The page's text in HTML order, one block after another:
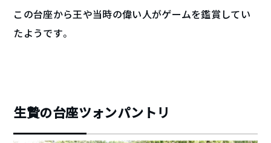
この台座から王や当時の偉い人がゲームを鑑賞してい
たようです。
生贄の台座ツォンパントリ